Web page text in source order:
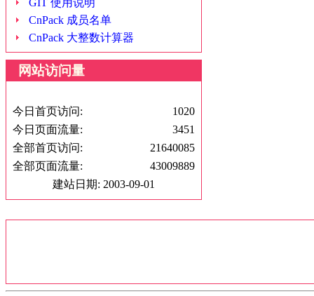
GIT 使用说明
CnPack 成员名单
CnPack 大整数计算器
网站访问量
今日首页访问:
1020
今日页面流量:
3451
全部首页访问:
21640085
全部页面流量:
43009889
建站日期: 2003-09-01